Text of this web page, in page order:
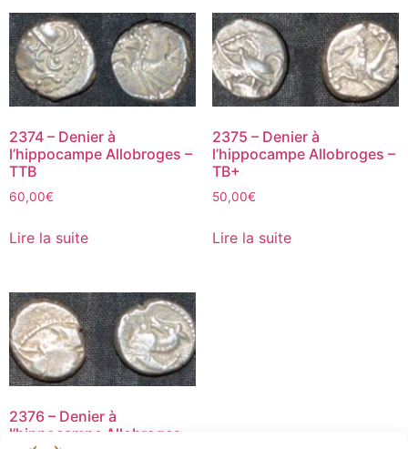
2374 – Denier à
l’hippocampe Allobroges –
TTB
60,00€
Lire la suite
2375 – Denier à
l’hippocampe Allobroges –
TB+
50,00€
Lire la suite
2376 – Denier à
l’hippocampe Allobroges –